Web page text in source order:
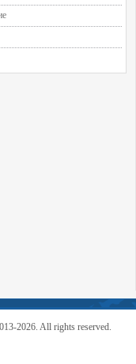
2026. All rights reserved.